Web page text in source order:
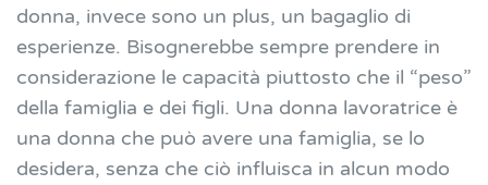
donna, invece sono un plus, un bagaglio di
esperienze. Bisognerebbe sempre prendere in
considerazione le capacità piuttosto che il “peso”
della famiglia e dei figli. Una donna lavoratrice è
una donna che può avere una famiglia, se lo
desidera, senza che ciò influisca in alcun modo